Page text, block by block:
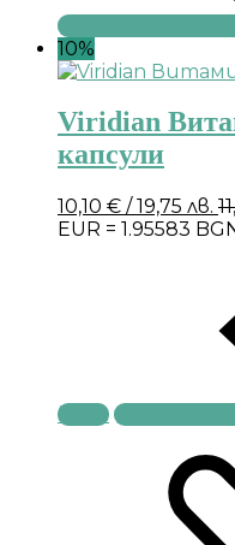
10%
Viridian
капсули
10,10 € / 19,75 лв.
EUR = 1.95583
Купи